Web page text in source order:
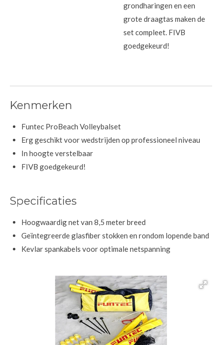
grondharingen en een
grote draagtas maken de
set compleet. FIVB
goedgekeurd!
Kenmerken
Funtec ProBeach Volleybalset
Erg geschikt voor wedstrijden op professioneel niveau
In hoogte verstelbaar
FIVB goedgekeurd!
Specificaties
Hoogwaardig net van 8,5 meter breed
Geïntegreerde glasfiber stokken en rondom lopende band
Kevlar spankabels voor optimale netspanning